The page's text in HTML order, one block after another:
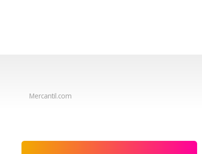
Mercantil.com